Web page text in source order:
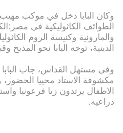
وكان البابا دخل في موكب
الطوائف الكاثوليكية في
والمارونية وكنيسة الروم
الدينية، توجه البابا نحو المذبح
وفي مستهل القداس، جاب
مكشوفة الاستاد محييا
الاطفال يرتدون زيا فرعونيا
ذراعيه.